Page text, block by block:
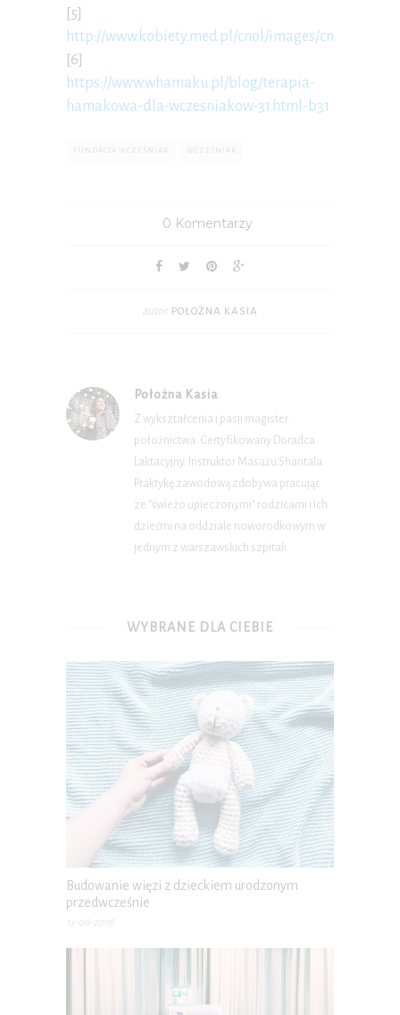
[5]
http://www.kobiety.med.pl/cnol/images/cnol/
[6]
https://www.whamaku.pl/blog/terapia-
hamakowa-dla-wczesniakow-31.html-b31
FUNDACJA WCZEŚNIAK WCZEŚNIAK
0 Komentarzy
autor POŁOŻNA KASIA
Położna Kasia
Z wykształcenia i pasji magister
położnictwa. Certyfikowany Doradca
Laktacyjny. Instruktor Masażu Shantala.
Praktykę zawodową zdobywa pracując
ze "świeżo upieczonymi" rodzicami i ich
dziećmi na oddziale noworodkowym w
jednym z warszawskich szpitali.
WYBRANE DLA CIEBIE
Budowanie więzi z dzieckiem urodzonym
przedwcześnie
13-06-2018